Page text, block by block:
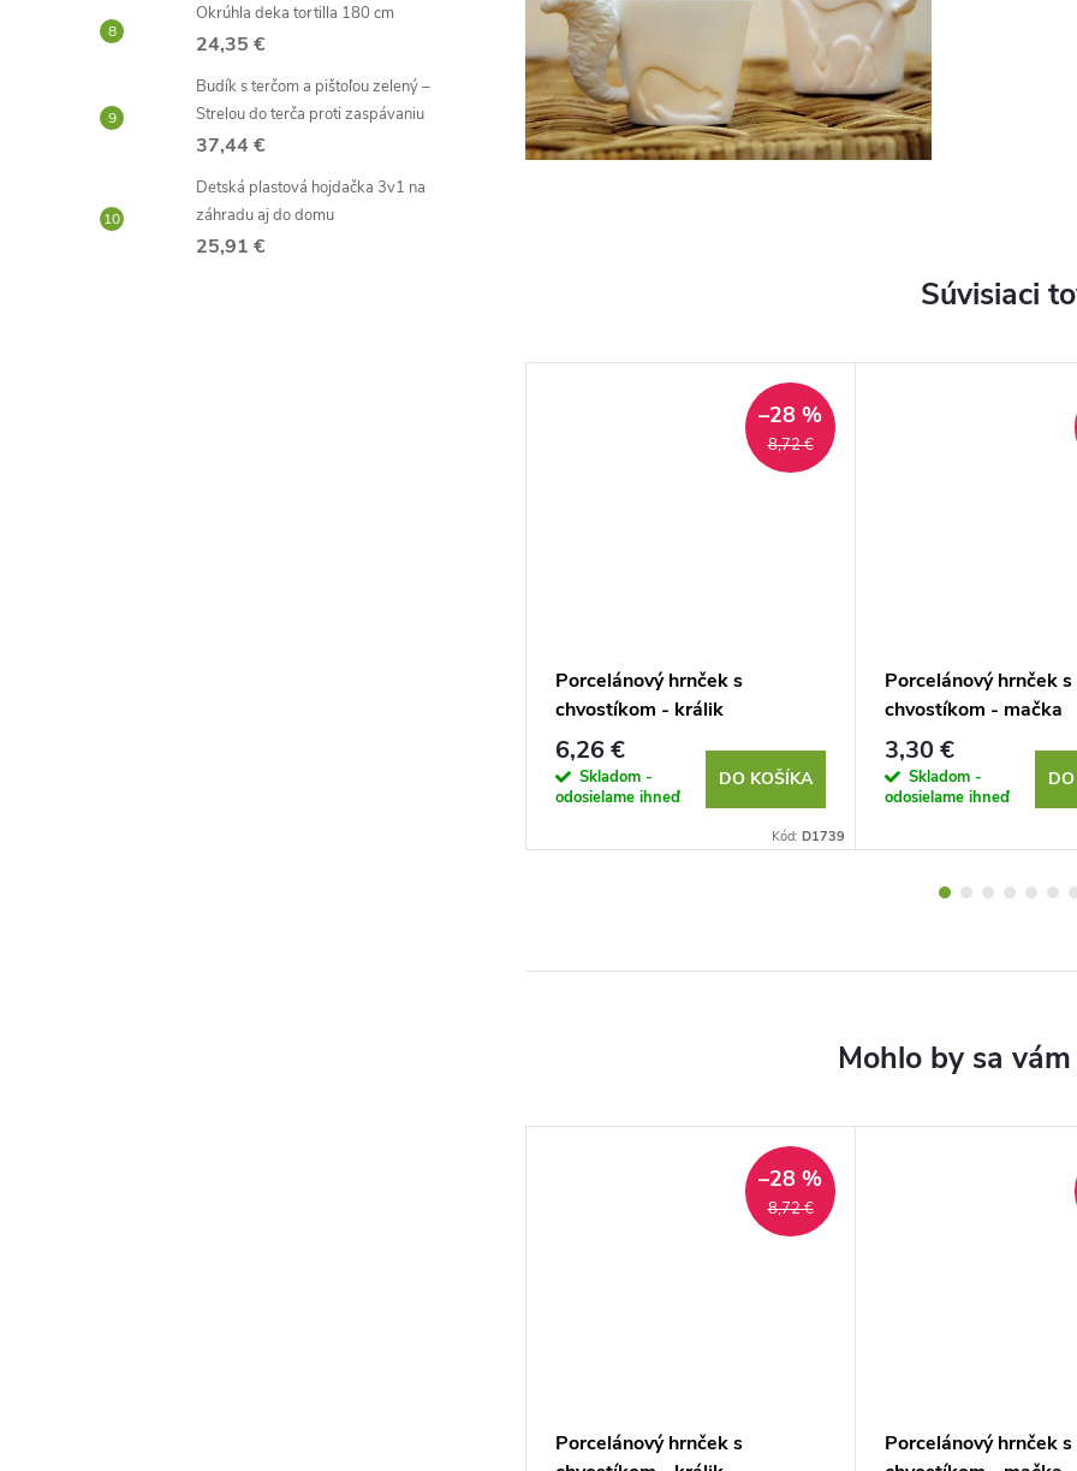
Okrúhla deka tortilla 180 cm
24,35 €
Budík s terčom a pištoľou zelený –
Strelou do terča proti zaspávaniu
37,44 €
Detská plastová hojdačka 3v1 na
záhradu aj do domu
25,91 €
Súvisiaci
8,72 €
–28 %
Porcelánový hrnček s
chvostíkom - králik
6,26 €
Skladom -
odosielame ihneď
DO KOŠÍKA
Kód: D1739
Porcelánový hrnček s
chvostíkom - mačka
3,30 €
Skladom -
odosielame ihneď
8,72 €
–28 %
Porcelánový hrnček s
Porcelánový hrnček s